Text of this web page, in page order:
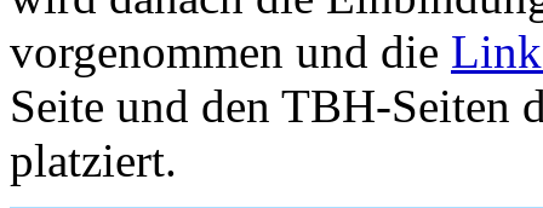
vorgenommen und die
Seite und den TBH-Seiten
platziert.